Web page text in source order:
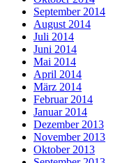
September 2014
August 2014
Juli 2014
Juni 2014
Mai 2014
April 2014
März 2014
Februar 2014
Januar 2014
Dezember 2013
November 2013
Oktober 2013